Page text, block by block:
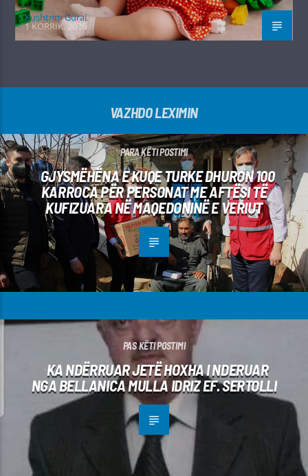
Kushtrim Guraj
1 KORRIK, 2026
VAZHDO LEXIMIN
PARA KËTI POSTIMI
GJYSMËHËNA E KUQE TURKE DHURON 100
KARROCA PËR PERSONAT ME AFTËSI TË
KUFIZUARA NË MAQEDONINË E VERIUT
PAS KËTI POSTIMI
KA NDËRRUAR JETË HOXHA I NDERUAR
NGA BELLANICA MULLA IDRIZ EF. SERTOLLI